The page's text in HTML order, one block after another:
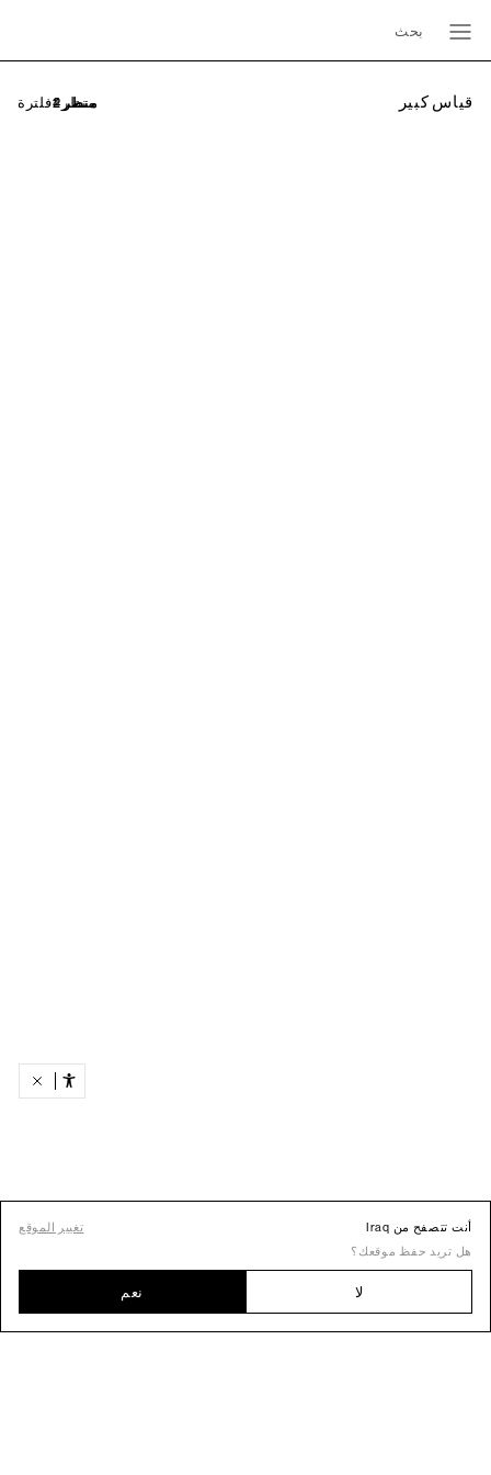
بحث
قياس كبير فلترة
أنت تتصفح من Iraq
تغيير الموقع
هل تريد حفظ موقعك؟
لا نعم